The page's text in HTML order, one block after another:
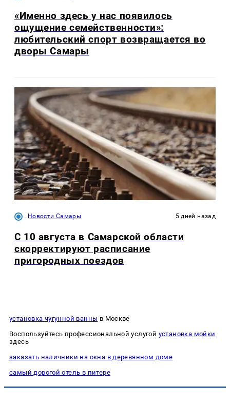
«Именно здесь у нас появилось
ощущение семейственности»:
любительский спорт возвращается во
дворы Самары
Новости Самары 5 дней назад
С 10 августа в Самарской области
скорректируют расписание
пригородных поездов
установка чугунной ванны в Москве
Воспользуйтесь профессиональной услугой установка мойки
здесь
заказать наличники на окна в деревянном доме
самый дорогой отель в питере